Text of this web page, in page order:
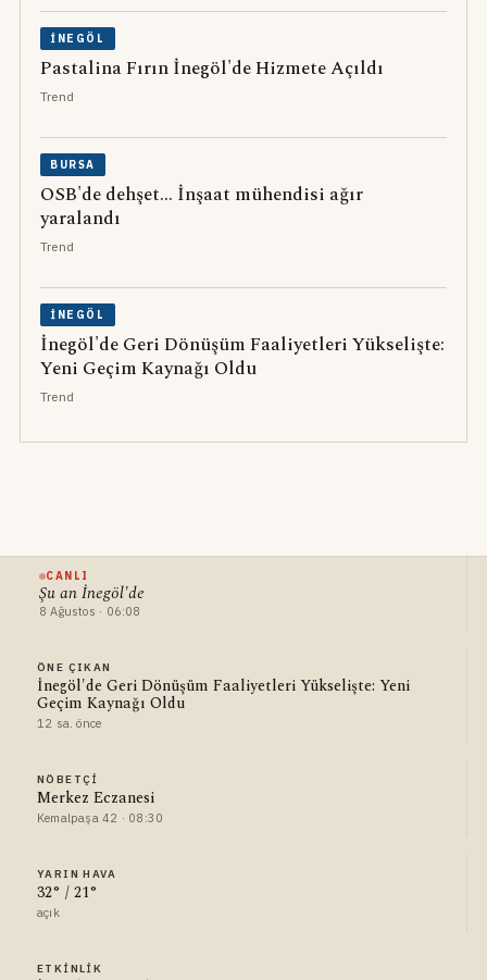
İNEGÖL
Pastalina Fırın İnegöl'de Hizmete Açıldı
Trend
BURSA
OSB'de dehşet... İnşaat mühendisi ağır
yaralandı
Trend
İNEGÖL
İnegöl'de Geri Dönüşüm Faaliyetleri Yükselişte:
Yeni Geçim Kaynağı Oldu
Trend
CANLI
Şu an İnegöl'de
8 Ağustos · 06:08
ÖNE ÇIKAN
İnegöl'de Geri Dönüşüm Faaliyetleri Yükselişte: Yeni
Geçim Kaynağı Oldu
12 sa. önce
NÖBETÇI
Merkez Eczanesi
Kemalpaşa 42 · 08:30
YARIN HAVA
32° / 21°
açık
ETKINLIK